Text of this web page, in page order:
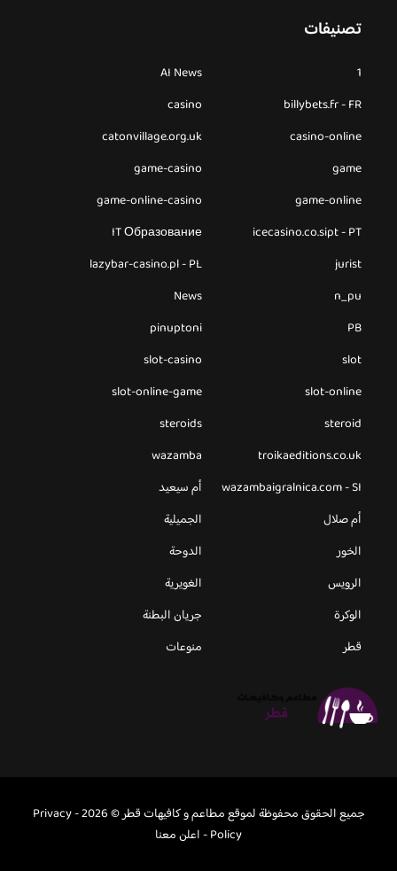
تصنيفات
1
AI News
billybets.fr - FR
casino
casino-online
catonvillage.org.uk
game
game-casino
game-online
game-online-casino
icecasino.co.sipt - PT
IT Образование
jurist
lazybar-casino.pl - PL
n_pu
News
PB
pinuptoni
slot
slot-casino
slot-online
slot-online-game
steroid
steroids
troikaeditions.co.uk
wazamba
wazambaigralnica.com - SI
أم سيعيد
أم صلال
الجميلية
الخور
الدوحة
الرويس
الغويرية
الوكرة
جريان البطنة
قطر
منوعات
جميع الحقوق محفوظة لموقع مطاعم و كافيهات قطر © 2026 -
Privacy
Policy
-اعلن معنا